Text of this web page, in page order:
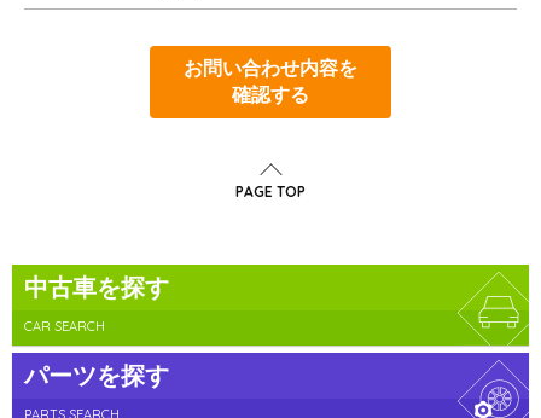
お問い合わせ内容を
確認する
PAGE TOP
中古車を探す
CAR SEARCH
パーツを探す
PARTS SEARCH